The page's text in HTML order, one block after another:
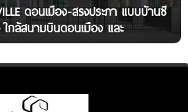
ดอนเมือง-สรงประภา แบบบ้านซี
กล้สนามบินดอนเมือง และ